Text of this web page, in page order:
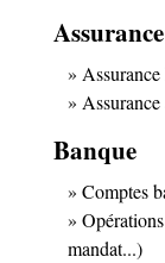
Assurance
Assurance
Banque
Comptes
mandat...)